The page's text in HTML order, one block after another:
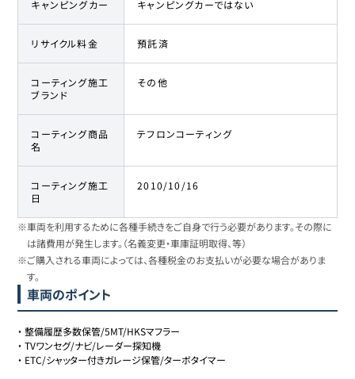
キャンピングカー キャンピングカーではない
リサイクル料金 預託済
コーティング施工
ブランド
その他
コーティング商品
名
テフロンコーティング
コーティング施工
日
2010/10/16
※車両を利用するために各種手続きをご自身で行う必要があります。その際に
は諸費用が発生します。（名義変更・車庫証明取得、等）
※ご購入される車両によっては、各種税金のお支払いが必要な場合がありま
す。
車両のポイント
・整備履歴多数保管/5MT/HKSマフラー
・TVワンセグ/ナビ/レーダー探知機
・ ETC/シャッター付きガレージ保管/ターボタイマー